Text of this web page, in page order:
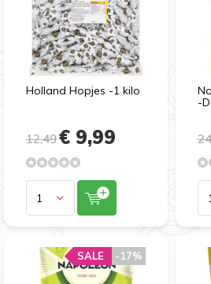
Holland Hopjes -1 kilo
12,49€ 9,99
-
-17%
SALE